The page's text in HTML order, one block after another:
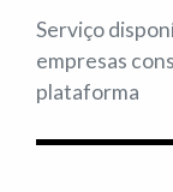
Serviço
empresas
plataforma